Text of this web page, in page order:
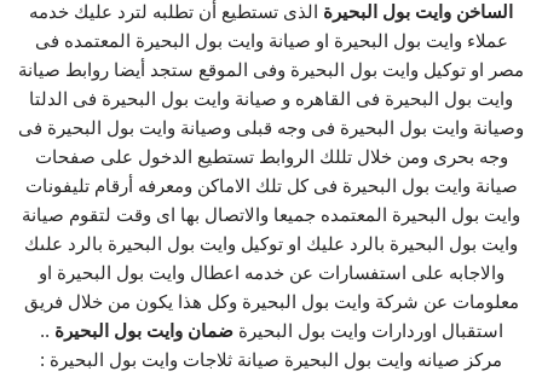
الساخن وايت بول البحيرة الذى تستطيع أن تطلبه لترد عليك خدمه
عملاء وايت بول البحيرة او صيانة وايت بول البحيرة المعتمده فى
مصر او توكيل وايت بول البحيرة وفى الموقع ستجد أيضا روابط صيانة
وايت بول البحيرة فى القاهره و صيانة وايت بول البحيرة فى الدلتا
وصيانة وايت بول البحيرة فى وجه قبلى وصيانة وايت بول البحيرة فى
وجه بحرى ومن خلال تللك الروابط تستطيع الدخول على صفحات
صيانة وايت بول البحيرة فى كل تلك الاماكن ومعرفه أرقام تليفونات
وايت بول البحيرة المعتمده جميعا والاتصال بها اى وقت لتقوم صيانة
وايت بول البحيرة بالرد عليك او توكيل وايت بول البحيرة بالرد علىك
والاجابه على استفسارات عن خدمه اعطال وايت بول البحيرة او
معلومات عن شركة وايت بول البحيرة وكل هذا يكون من خلال فريق
استقبال اوردارات وايت بول البحيرةضمان وايت بول البحيرة ..
مركز صيانه وايت بول البحيرة صيانة ثلاجات وايت بول البحيرة :